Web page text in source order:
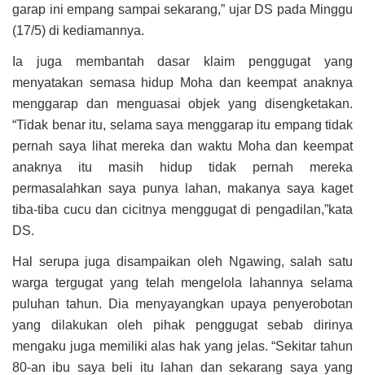
garap ini empang sampai sekarang,” ujar DS pada Minggu
(17/5) di kediamannya.
Ia juga membantah dasar klaim penggugat yang
menyatakan semasa hidup Moha dan keempat anaknya
menggarap dan menguasai objek yang disengketakan.
“Tidak benar itu, selama saya menggarap itu empang tidak
pernah saya lihat mereka dan waktu Moha dan keempat
anaknya itu masih hidup tidak pernah mereka
permasalahkan saya punya lahan, makanya saya kaget
tiba-tiba cucu dan cicitnya menggugat di pengadilan,”kata
DS.
Hal serupa juga disampaikan oleh Ngawing, salah satu
warga tergugat yang telah mengelola lahannya selama
puluhan tahun. Dia menyayangkan upaya penyerobotan
yang dilakukan oleh pihak penggugat sebab dirinya
mengaku juga memiliki alas hak yang jelas. “Sekitar tahun
80-an ibu saya beli itu lahan dan sekarang saya yang